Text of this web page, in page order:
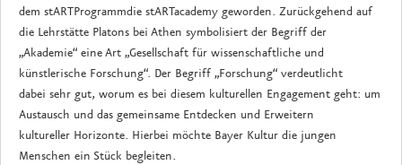
dem stARTProgrammdie stARTacademy geworden. Zurückgehend auf
die Lehrstätte Platons bei Athen symbolisiert der Begriff der
„Akademie“ eine Art „Gesellschaft für wissenschaftliche und
künstlerische Forschung“. Der Begriff „Forschung“ verdeutlicht
dabei sehr gut, worum es bei diesem kulturellen Engagement geht: um
Austausch und das gemeinsame Entdecken und Erweitern
kultureller Horizonte. Hierbei möchte Bayer Kultur die jungen
Menschen ein Stück begleiten.